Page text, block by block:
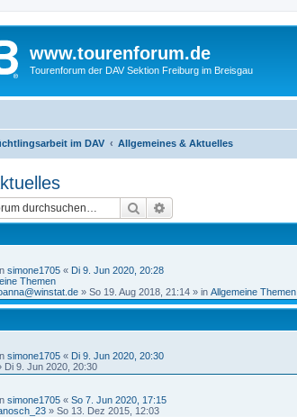
www.tourenforum.de
Tourenforum der DAV Sektion Freiburg im Breisgau
im DAV Allgemeines & Aktuelles
Suche
simone1705 « Di 9. Jun 2020, 20:28
Themen
» So 19. Aug 2018, 21:14 » in Allgemeine Themen
simone1705 « Di 9. Jun 2020, 20:30
Di 9. Jun 2020, 20:30
simone1705 « So 7. Jun 2020, 17:15
» So 13. Dez 2015, 12:03